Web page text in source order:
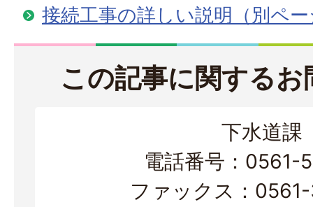
接続工事の詳しい説明（別ペ
この記事に関する
下水道課
電話番号：0561-
ファックス：